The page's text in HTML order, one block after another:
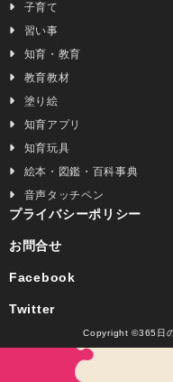
子育て
習い事
知育・教育
教育教材
塗り絵
知育アプリ
知育玩具
絵本・図鑑・百科事典
音声タッチペン
プライバシーポリシー
お問合せ
Facebook
Twitter
Copyright ©365日